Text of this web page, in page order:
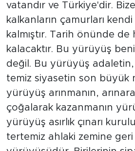
vatandır ve Türkiye'dir.
kalkanların çamurları
kalmıştır. Tarih önünde
kalacaktır. Bu yürüyüş
değil. Bu yürüyüş
temiz siyasetin son büyük
yürüyüş arınmanın,
çoğalarak kazanmanın
yürüyüş asırlık çınarı
tertemiz ahlaki zemine